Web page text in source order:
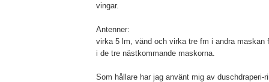
vingar.
Antenner:
virka 5 lm, vänd och virka tre fm i andra maskan
i de tre nästkommande maskorna.
Som hållare har jag använt mig av duschdraperi-